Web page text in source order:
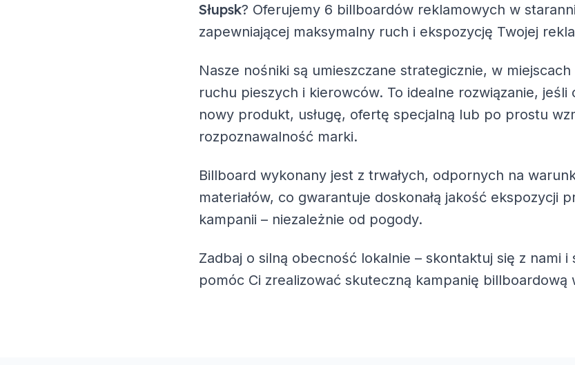
Słupsk? Oferujemy 6 billboardów reklamowych w
zapewniającej maksymalny ruch i ekspozycję Twojej
Nasze nośniki są umieszczane strategicznie, w
ruchu pieszych i kierowców. To idealne rozwiązanie,
nowy produkt, usługę, ofertę specjalną lub po prostu
rozpoznawalność marki.
Billboard wykonany jest z trwałych, odpornych na
materiałów, co gwarantuje doskonałą jakość ekspozycji
kampanii – niezależnie od pogody.
Zadbaj o silną obecność lokalnie – skontaktuj się z nami
pomóc Ci zrealizować skuteczną kampanię billboardową